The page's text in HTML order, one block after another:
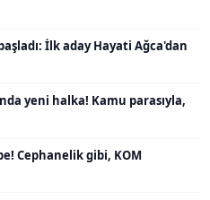
İlk aday Hayati Ağca'dan
yeni halka! Kamu parasıyla,
Cephanelik gibi, KOM